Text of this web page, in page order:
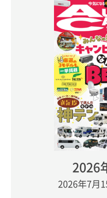
2026
2026年7月